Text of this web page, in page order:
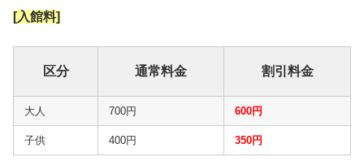
[入館料]
区分 通常料金 割引料金
大人 700円 600円
子供 400円 350円